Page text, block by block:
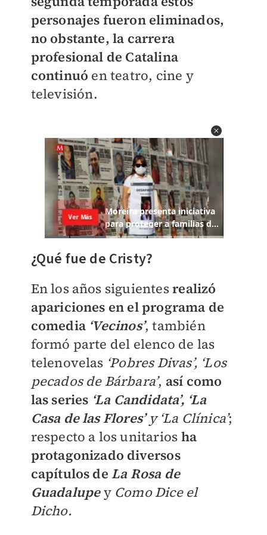
personajes fueron eliminados,
no obstante, la carrera
profesional de Catalina
continuó en teatro, cine y
televisión.
¿Qué fue de Cristy?
En los años siguientesrealizó
apariciones en el programa de
comedia ‘Vecinos’, también
formó parte del elenco de las
telenovelas ‘Pobres Divas’, ‘Los
pecados de Bárbara’, así como
las series ‘La Candidata’, ‘La
Casa de las Flores’ y ‘La Clínica’;
respecto a los unitarios ha
protagonizado diversos
capítulos de La Rosa de
Guadalupey Como Dice el
Dicho.